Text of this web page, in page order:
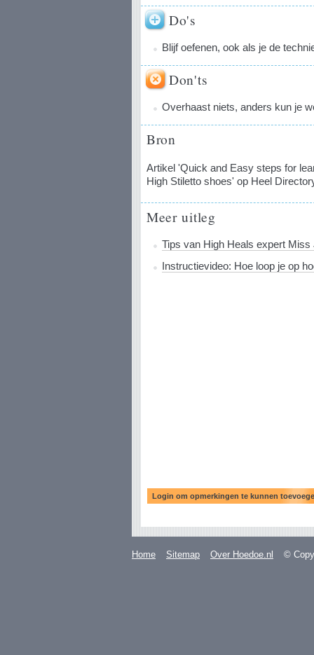
Do's
Blijf oefenen, ook als je de
Don'ts
Overhaast niets, anders kun je
Bron
Artikel 'Quick and Easy steps for
High Stiletto shoes' op Heel
Meer uitleg
Tips van High Heals expert Miss
Instructievideo: Hoe loop je op
Home Sitemap Over Hoedoe.nl ©